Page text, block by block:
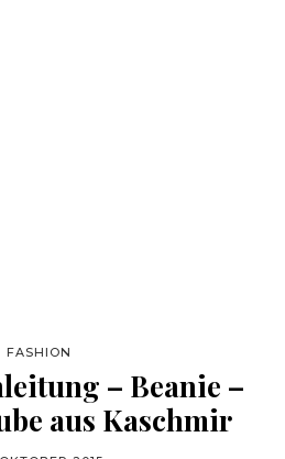
FASHION
– Beanie –
aus Kaschmir